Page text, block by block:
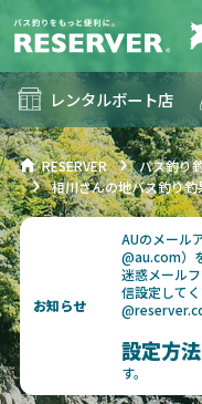
レンタルボート店
RESERVER
バス釣り
相川さんの地バス釣り釣
お知らせ
AUのメール
@au.com）
迷惑メール
信設定してく
設定方
す。